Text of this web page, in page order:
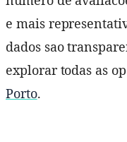
e mais
dados sao
explorar todas as
Porto.